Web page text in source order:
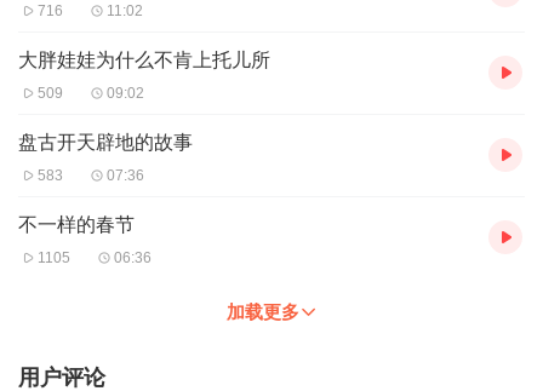
716 11:02
大胖娃娃为什么不肯上托儿所
509 09:02
盘古开天辟地的故事
583 07:36
不一样的春节
1105 06:36
加载更多
用户评论